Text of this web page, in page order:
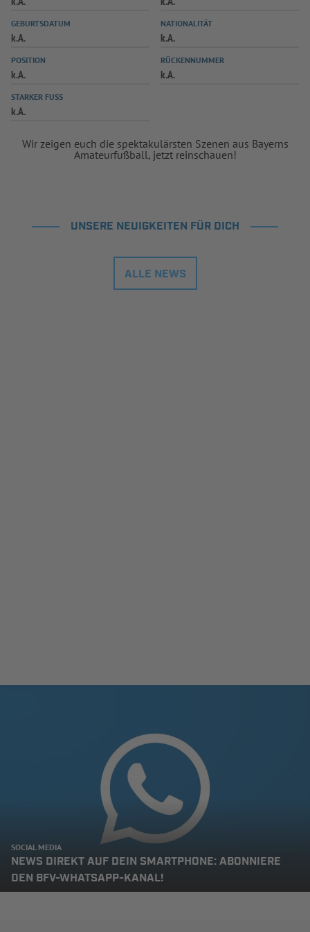
SPIELPLUS
GEBURTSDATUM
k.A.
NATIONALITÄT
k.A.
POSITION
k.A.
RÜCKENNUMMER
k.A.
STARKER FUSS
k.A.
Wir zeigen euch die spektakulärsten Szenen aus Bayerns
Amateurfußball, jetzt reinschauen!
UNSERE NEUIGKEITEN FÜR DICH
ALLE NEWS
SOCIAL MEDIA
NEWS DIREKT AUF DEIN SMARTPHONE: ABONNIERE
DEN BFV-WHATSAPP-KANAL!